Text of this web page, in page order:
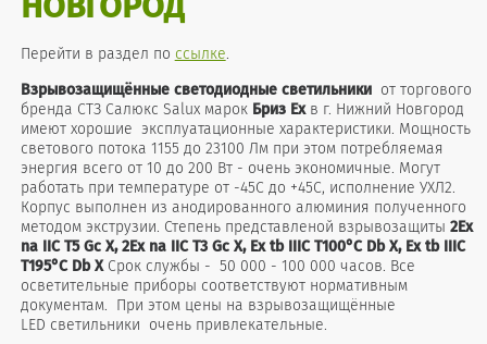
Перейти в раздел по ссылке.
Взрывозащищённые светодиодные светильникиот торгового
бренда СТЗ Салюкс Salux марок Бриз Ex в г. Нижний Новгород
имеют хорошие эксплуатационные характеристики. Мощность
светового потока 1155 до 23100 Лм при этом потребляемая
энергия всего от 10 до 200 Вт - очень экономичные. Могут
работать при температуре от -45С до +45С, исполнение УХЛ2.
Корпус выполнен из анодированного алюминия полученного
методом экструзии. Степень представленой взрывозащиты 2Ex
na IIC T5 Gc X, 2Ex na IIC T3 Gc X, Ex tb IIIC T100°C Db X, Ex tb IIIC
T195°C Db XСрок службы - 50 000 - 100 000 часов. Все
осветительные приборы соответствуют нормативным
документам. При этом цены на взрывозащищённые
LED светильники очень привлекательные.